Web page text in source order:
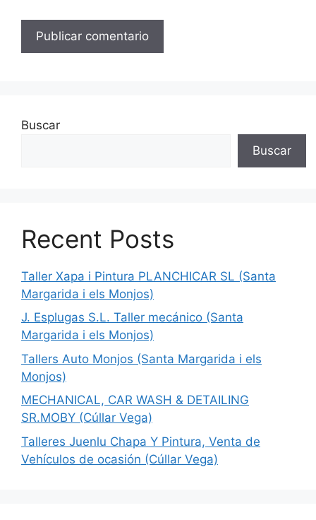
Buscar
Buscar
Recent Posts
Taller Xapa i Pintura PLANCHICAR SL (Santa
Margarida i els Monjos)
J. Esplugas S.L. Taller mecánico (Santa
Margarida i els Monjos)
Tallers Auto Monjos (Santa Margarida i els
Monjos)
MECHANICAL, CAR WASH & DETAILING
SR.MOBY (Cúllar Vega)
Talleres Juenlu Chapa Y Pintura, Venta de
Vehículos de ocasión (Cúllar Vega)